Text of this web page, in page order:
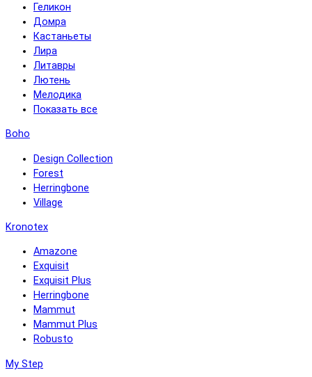
Геликон
Домра
Кастаньеты
Лира
Литавры
Лютень
Мелодика
Показать все
Boho
Design Collection
Forest
Herringbone
Village
Kronotex
Amazone
Exquisit
Exquisit Plus
Herringbone
Mammut
Mammut Plus
Robusto
My Step